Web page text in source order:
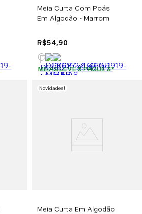
Meia Curta Com Poás
Em Algodão - Marrom
R$54,90
MEIAS LEVE 6 PAGUE 3*
Meia Curta Em Algodão
Novidades!